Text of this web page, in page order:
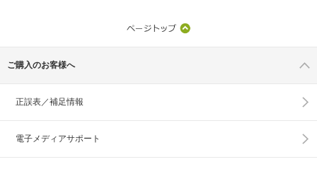
ご購入のお客様へ
正誤表／補足情報
電子メディアサポート